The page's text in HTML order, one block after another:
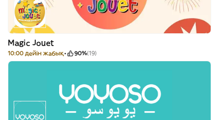
Magic Jouet
10:00 дейін жабық 90%(19)